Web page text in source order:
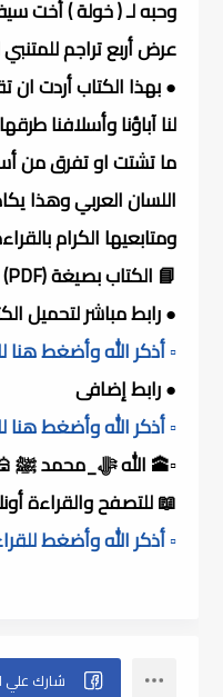
وحبه لـ ( خولة ) أخت
عرض أربع تراجم
● بهذا الكتاب أردت
لنا آباؤنا وأسلافنا
ما تشتت او تفرق من
اللسان العربي وهذا
ومتابعيها الكرام
📘 الكتاب بصيغة (PDF)
● رابط مباشر لتحميل
▫️ أذكر الله وأضغط هنا
● رابط إضافى
▫️ أذكر الله وأضغط هنا
▫️🕋 الله ﷻ_محمد ﷺ
📖 للتصفح والقراءة
▫️ أذكر الله وأضغط